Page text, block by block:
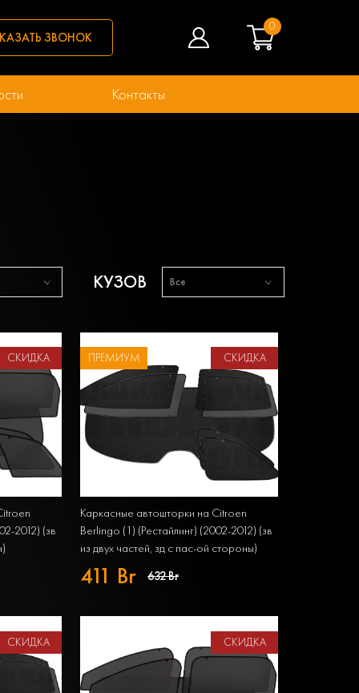
ЗВОНОК
0
Контакты
КУЗОВ Все
СКИДКА
2012) (зв
7
ПРЕМИУМ СКИДКА
Каркасные автошторки на Citroen
Berlingo (1) (Рестайлинг) (2002-2012) (зв
из двух частей, зд с пас-ой стороны)
Компактвэн Полный комплект из 7
экранов PREMIUM
411 Br 632 Br
СКИДКА СКИДКА